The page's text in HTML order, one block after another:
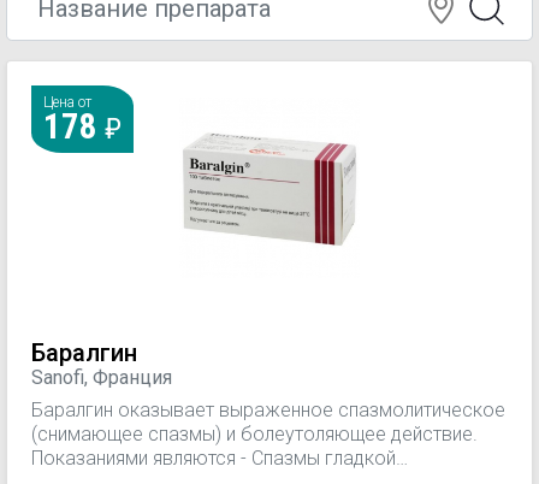
Цена от
178
Баралгин
Sanofi, Франция
Баралгин оказывает выраженное спазмолитическое
(снимающее спазмы) и болеутоляющее действие.
Показаниями являются - Спазмы гладкой